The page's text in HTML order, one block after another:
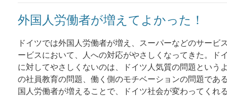
外国人労働者が増えてよかった！
ドイツでは外国人労働者が増え、スーパーなどのサービ
ービスにおいて、人への対応がやさしくなってきた。ド
に対してやさしくないのは、ドイツ人気質の問題という
の社員教育の問題、働く側のモチベーションの問題であ
国人労働者が増えることで、ドイツ社会が変わってくれ